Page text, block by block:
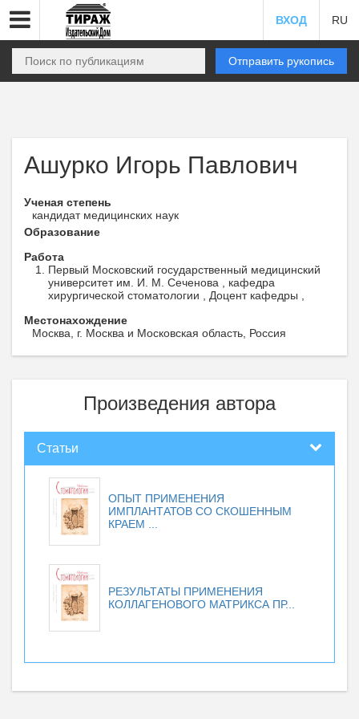
ВХОД RU
Отправить рукопись
Ашурко Игорь Павлович
Ученая степень
кандидат медицинских наук
Образование
Работа
Первый Московский государственный медицинский
университет им. И. М. Сеченова , кафедра
хирургической стоматологии , Доцент кафедры ,
Местонахождение
Москва, г. Москва и Московская область, Россия
Произведения автора
Статьи
ОПЫТ ПРИМЕНЕНИЯ
ИМПЛАНТАТОВ СО СКОШЕННЫМ
КРАЕМ ...
РЕЗУЛЬТАТЫ ПРИМЕНЕНИЯ
КОЛЛАГЕНОВОГО МАТРИКСА ПР...